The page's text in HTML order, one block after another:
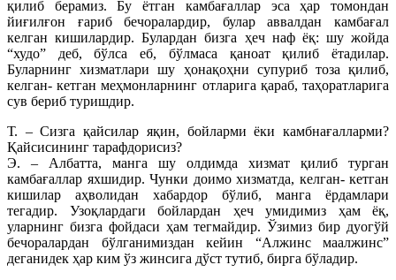
қилиб берамиз. Бу ётган камбағаллар эса ҳар томондан
йиғилғон ғариб бечоралардир, булар аввалдан камбағал
келган кишилардир. Булардан бизга ҳеч наф ёқ: шу жойда
“худо” деб, бўлса еб, бўлмаса қаноат қилиб ётадилар.
Буларнинг хизматлари шу ҳонақоҳни супуриб тоза қилиб,
келган- кетган меҳмонларнинг отларига қараб, таҳоратларига
сув бериб туришдир.
Т. – Сизга қайсилар яқин, бойларми ёки камбнағалларми?
Қайсисининг тарафдорисиз?
Э. – Албатта, манга шу олдимда хизмат қилиб турган
камбағаллар яхшидир. Чунки доимо хизматда, келган- кетган
кишилар аҳволидан хабардор бўлиб, манга ёрдамлари
тегадир. Узоқлардаги бойлардан ҳеч умидимиз ҳам ёқ,
уларнинг бизга фойдаси ҳам тегмайдир. Ўзимиз бир дуогўй
бечоралардан бўлганимиздан кейин “Алжинс маалжинс”
деганидек ҳар ким ўз жинсига дўст тутиб, бирга бўладир.